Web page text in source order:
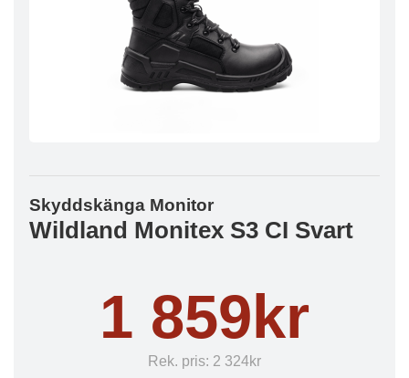
Skyddskänga Monitor
Wildland Monitex S3 CI Svart
1 859kr
Rek. pris: 2 324kr